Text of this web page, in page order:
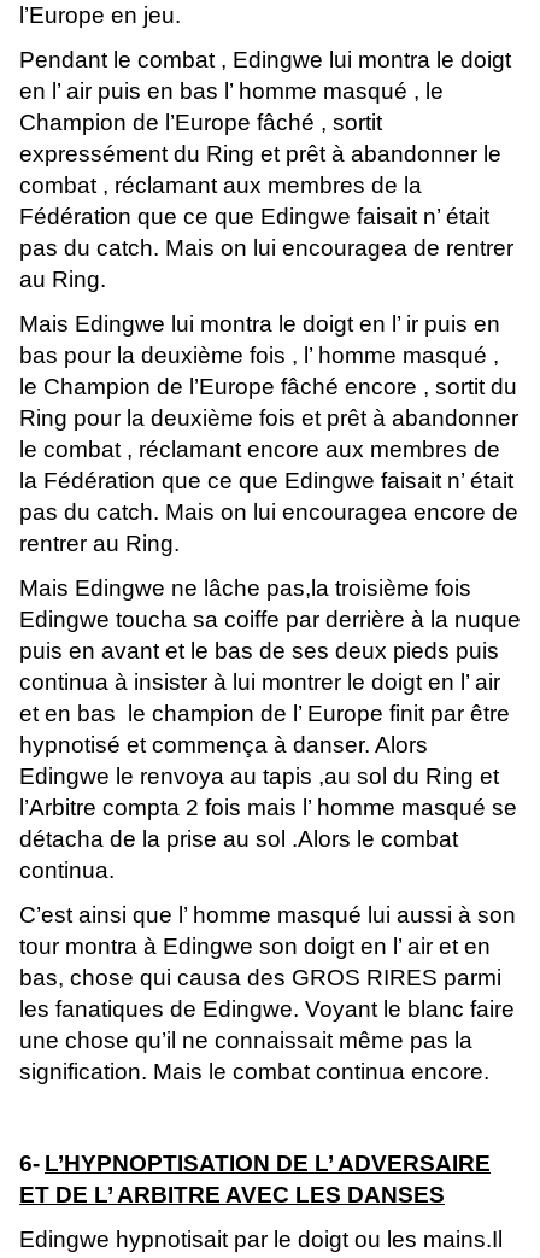
l’Europe en jeu.
Pendant le combat , Edingwe lui montra le doigt
en l’ air puis en bas l’ homme masqué , le
Champion de l’Europe fâché , sortit
expressément du Ring et prêt à abandonner le
combat , réclamant aux membres de la
Fédération que ce que Edingwe faisait n’ était
pas du catch. Mais on lui encouragea de rentrer
au Ring.
Mais Edingwe lui montra le doigt en l’ ir puis en
bas pour la deuxième fois , l’ homme masqué ,
le Champion de l’Europe fâché encore , sortit du
Ring pour la deuxième fois et prêt à abandonner
le combat , réclamant encore aux membres de
la Fédération que ce que Edingwe faisait n’ était
pas du catch. Mais on lui encouragea encore de
rentrer au Ring.
Mais Edingwe ne lâche pas,la troisième fois
Edingwe toucha sa coiffe par derrière à la nuque
puis en avant et le bas de ses deux pieds puis
continua à insister à lui montrer le doigt en l’ air
et en bas le champion de l’ Europe finit par être
hypnotisé et commença à danser. Alors
Edingwe le renvoya au tapis ,au sol du Ring et
l’Arbitre compta 2 fois mais l’ homme masqué se
détacha de la prise au sol .Alors le combat
continua.
C’est ainsi que l’ homme masqué lui aussi à son
tour montra à Edingwe son doigt en l’ air et en
bas, chose qui causa des GROS RIRES parmi
les fanatiques de Edingwe. Voyant le blanc faire
une chose qu’il ne connaissait même pas la
signification. Mais le combat continua encore.
6- L’HYPNOPTISATION DE L’ ADVERSAIRE
ET DE L’ ARBITRE AVEC LES DANSES
Edingwe hypnotisait par le doigt ou les mains.Il